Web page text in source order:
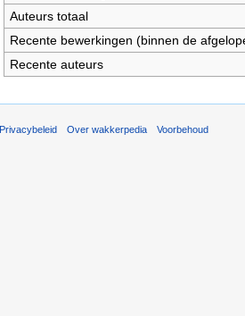
Auteurs totaal
Recente bewerkingen (binnen de
Recente auteurs
Privacybeleid Over wakkerpedia Voorbehoud